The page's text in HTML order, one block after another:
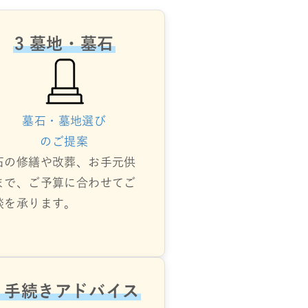
3 墓地・墓石
墓石・墓地選び
のご提案
の修繕や改葬、お手元供
で、ご予算に合わせてご
を承ります。
手続きアドバイス